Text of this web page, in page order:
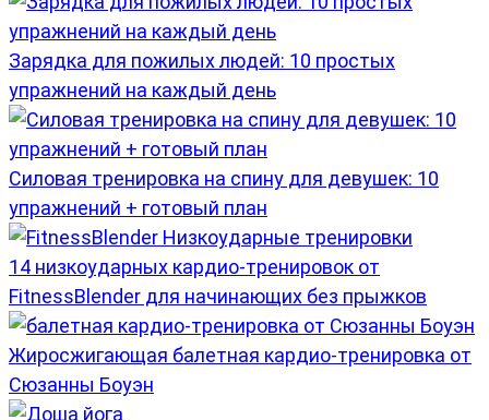
Зарядка для пожилых людей: 10 простых
упражнений на каждый день
Силовая тренировка на спину для девушек: 10
упражнений + готовый план
14 низкоударных кардио-тренировок от
FitnessBlender для начинающих без прыжков
Жиросжигающая балетная кардио-тренировка от
Сюзанны Боуэн